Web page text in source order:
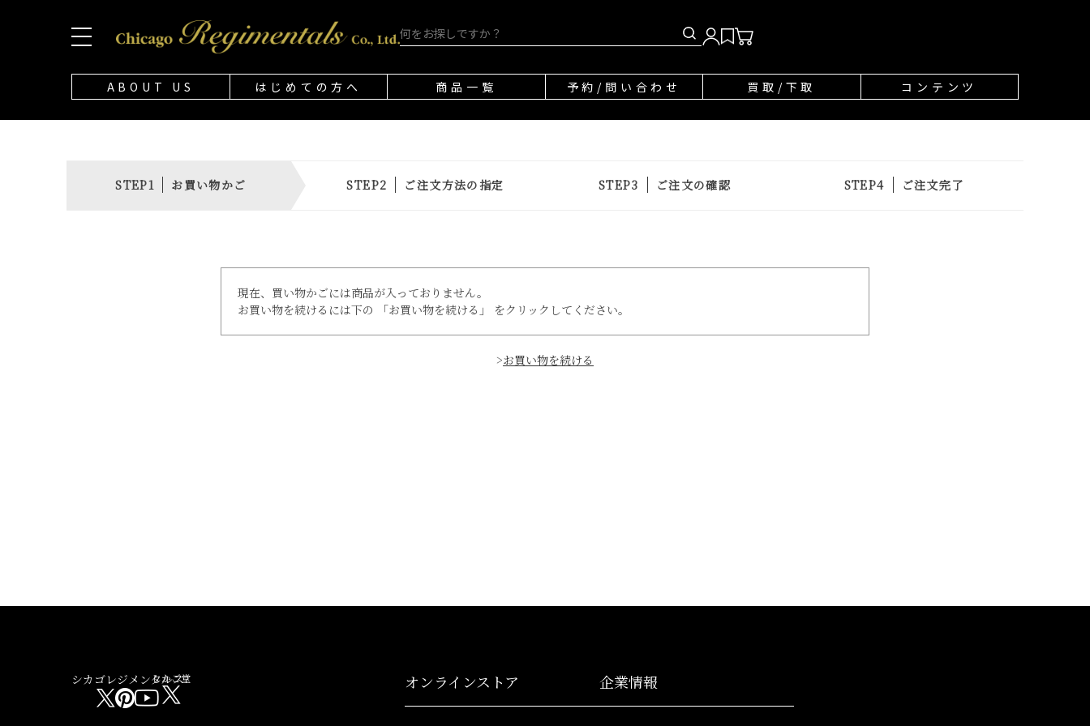
ABOUT US はじめての方へ 商品一覧 予約/問い合わせ 買取/下取 コンテンツ
お買い物かご ご注文方法の指定 ご注文の確認 ご注文完了
現在、買い物かごには商品が入っておりません。
お買い物を続けるには下の 「お買い物を続ける」 をクリックしてください。
>
シカゴレジメンタルス
しかご堂 オンラインストア 企業情報